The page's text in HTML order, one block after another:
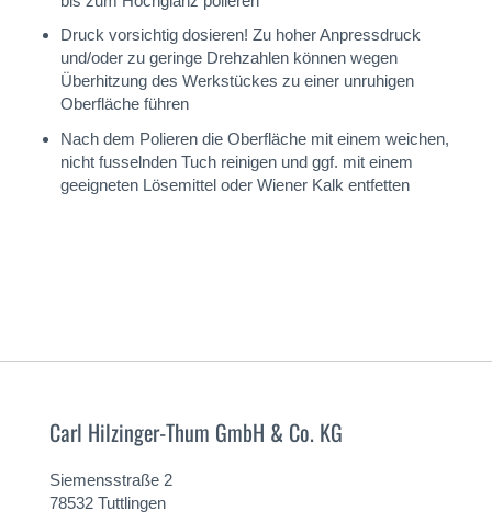
Druck vorsichtig dosieren! Zu hoher Anpressdruck
und/oder zu geringe Drehzahlen können wegen
Überhitzung des Werkstückes zu einer unruhigen
Oberfläche führen
Nach dem Polieren die Oberfläche mit einem weichen,
nicht fusselnden Tuch reinigen und ggf. mit einem
geeigneten Lösemittel oder Wiener Kalk entfetten
Carl Hilzinger-Thum GmbH & Co. KG
Siemensstraße 2
78532 Tuttlingen